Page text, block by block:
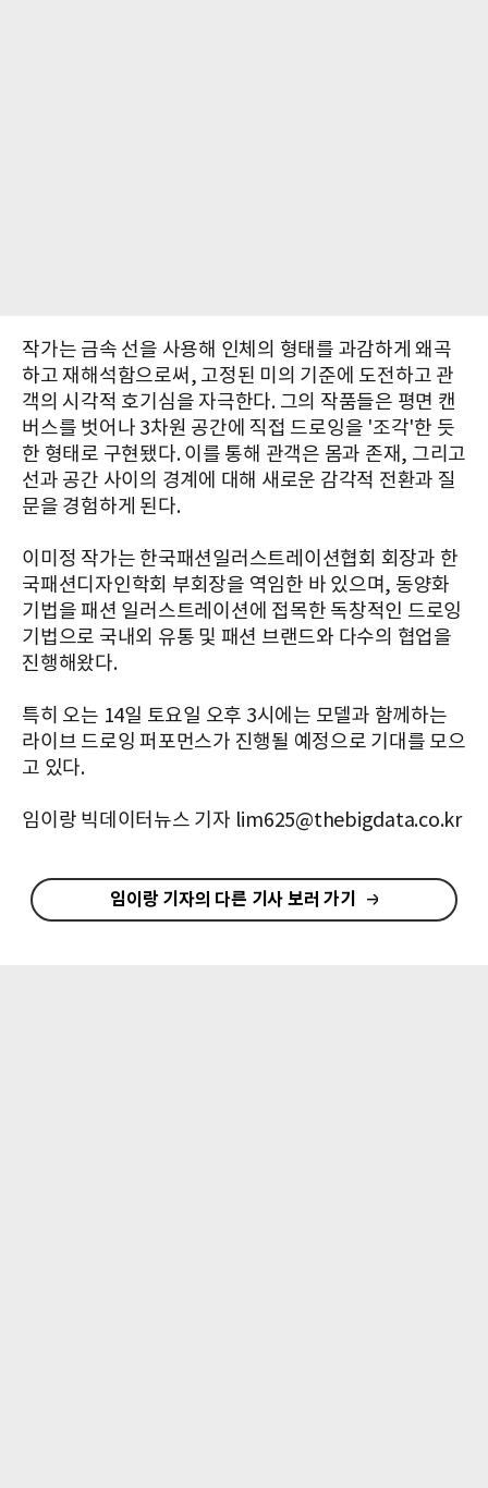
작가는 금속 선을 사용해 인체의 형태를 과감하게 왜곡
하고 재해석함으로써, 고정된 미의 기준에 도전하고 관
객의 시각적 호기심을 자극한다. 그의 작품들은 평면 캔
버스를 벗어나 3차원 공간에 직접 드로잉을 '조각'한 듯
한 형태로 구현됐다. 이를 통해 관객은 몸과 존재, 그리고
선과 공간 사이의 경계에 대해 새로운 감각적 전환과 질
문을 경험하게 된다.
이미정 작가는 한국패션일러스트레이션협회 회장과 한
국패션디자인학회 부회장을 역임한 바 있으며, 동양화
기법을 패션 일러스트레이션에 접목한 독창적인 드로잉
기법으로 국내외 유통 및 패션 브랜드와 다수의 협업을
진행해왔다.
특히 오는 14일 토요일 오후 3시에는 모델과 함께하는
라이브 드로잉 퍼포먼스가 진행될 예정으로 기대를 모으
고 있다.
임이랑 빅데이터뉴스 기자 lim625@thebigdata.co.kr
임이랑 기자의 다른 기사 보러 가기